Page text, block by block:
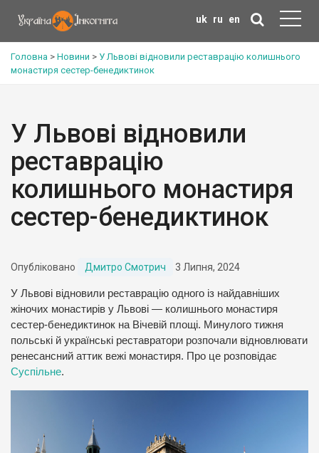
uk ru en
Головна > Новини > У Львові відновили реставрацію колишнього
монастиря сестер-бенедиктинок
У Львові відновили
реставрацію
колишнього монастиря
сестер-бенедиктинок
Опубліковано Дмитро Смотрич 3 Липня, 2024
У Львові відновили реставрацію одного із найдавніших
жіночих монастирів у Львові — колишнього монастиря
сестер-бенедиктинок на Вічевій площі. Минулого тижня
польські й українські реставратори розпочали відновлювати
ренесансний аттик вежі монастиря. Про це розповідає
Суспільне.